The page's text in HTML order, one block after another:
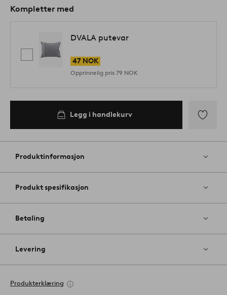
Kompletter med
DVALA putevar
47 NOK
Opprinnelig pris 79 NOK
Legg i handlekurv
til
Produktinformasjon
Produkt spesifikasjon
Betaling
Levering
Produkterklæring